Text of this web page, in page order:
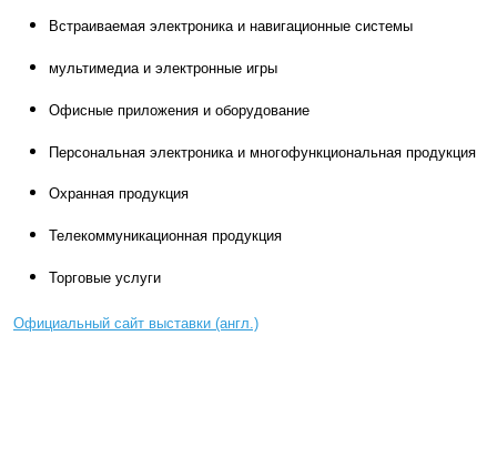
Встраиваемая электроника и навигационные системы
мультимедиа и электронные игры
Офисные приложения и оборудование
Персональная электроника и многофункциональная продукция
Охранная продукция
Телекоммуникационная продукция
Торговые услуги
Официальный сайт выставки (англ.)